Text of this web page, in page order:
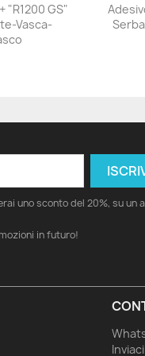
"R1200 GS"
Vasca-
uno sconto del 20%, su un
in futuro!